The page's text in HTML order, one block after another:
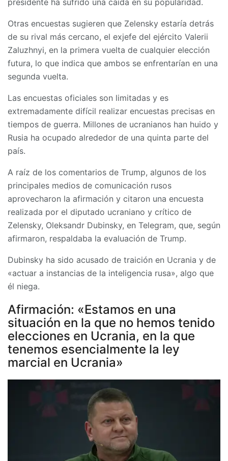
Otras encuestas sugieren que Zelensky estaría detrás
de su rival más cercano, el exjefe del ejército Valerii
Zaluzhnyi, en la primera vuelta de cualquier elección
futura, lo que indica que ambos se enfrentarían en una
segunda vuelta.
Las encuestas oficiales son limitadas y es
extremadamente difícil realizar encuestas precisas en
tiempos de guerra. Millones de ucranianos han huido y
Rusia ha ocupado alrededor de una quinta parte del
país.
A raíz de los comentarios de Trump, algunos de los
principales medios de comunicación rusos
aprovecharon la afirmación y citaron una encuesta
realizada por el diputado ucraniano y crítico de
Zelensky, Oleksandr Dubinsky, en Telegram, que, según
afirmaron, respaldaba la evaluación de Trump.
Dubinsky ha sido acusado de traición en Ucrania y de
«actuar a instancias de la inteligencia rusa», algo que
él niega.
Afirmación: «Estamos en una
situación en la que no hemos tenido
elecciones en Ucrania, en la que
tenemos esencialmente la ley
marcial en Ucrania»